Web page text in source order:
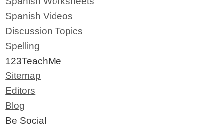
Spanish Videos
Discussion Topics
Spelling
123TeachMe
Sitemap
Editors
Blog
Be Social